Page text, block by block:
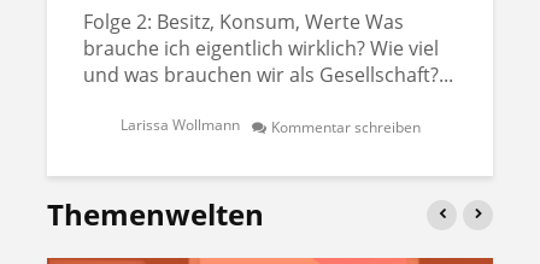
Folge 2: Besitz, Konsum, Werte Was
brauche ich eigentlich wirklich? Wie viel
und was brauchen wir als Gesellschaft?...
Larissa Wollmann Kommentar schreiben
Themenwelten